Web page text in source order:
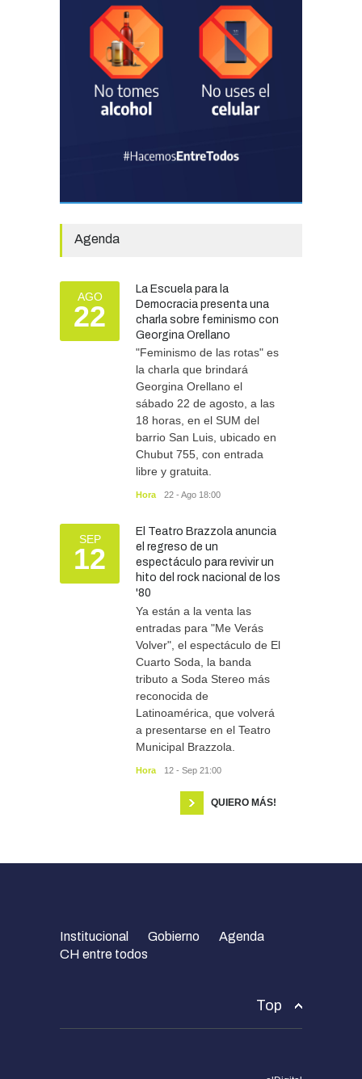
Avanza el proceso
licitatorio para las obras de
infraestructura en las
escuelas Técnica N° 1 y
Tras las intensas lluvias, se
refuerzan las tareas de
asistencia y prevención
SEGURIDAD 06/08/2026
Agenda
AGO
22
La Escuela para la
Democracia presenta una
charla sobre feminismo con
Georgina Orellano
"Feminismo de las rotas" es
la charla que brindará
Georgina Orellano el
sábado 22 de agosto, a las
18 horas, en el SUM del
barrio San Luis, ubicado en
Chubut 755, con entrada
libre y gratuita.
Hora 22 - Ago 18:00
SEP
12
El Teatro Brazzola anuncia
el regreso de un
espectáculo para revivir un
hito del rock nacional de los
'80
Ya están a la venta las
entradas para "Me Verás
Volver", el espectáculo de El
Cuarto Soda, la banda
tributo a Soda Stereo más
reconocida de
Latinoamérica, que volverá
a presentarse en el Teatro
Municipal Brazzola.
Hora 12 - Sep 21:00
QUIERO MÁS!
Institucional Gobierno
Agenda
CH entre todos
Top